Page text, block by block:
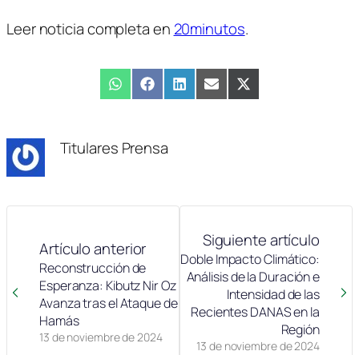
Leer noticia completa en 20minutos.
Compartir
en
WhatsAppCompartir
en
FacebookCompartir
en
LinkedInCompartir
en
EmailCompartir
en
X
(Twitter)
Titulares Prensa
Artículo anterior
13 de noviembre de 2024
Reconstrucción de
Esperanza: Kibutz Nir Oz
Avanza tras el Ataque de
Hamás
Siguiente artículo
13 de noviembre de 2024
Doble Impacto Climático:
Análisis de la Duración e
Intensidad de las
Recientes DANAS en la
Región